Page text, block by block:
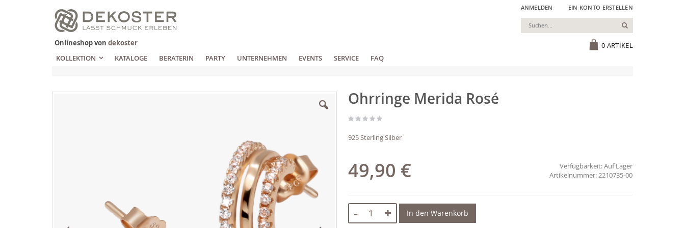
Zum
Inhalt
springen
ANMELDEN EIN KONTO ERSTELLEN
0 ARTIKEL
Suchen
Onlineshop von dekoster
KOLLEKTION
KATALOGE BERATERIN PARTY UNTERNEHMEN EVENTS SERVICE FAQ
Ohrringe Merida Rosé
925 Sterling Silber
49,90 € Verfügbarkeit:Auf Lager
2210735-00
- + In den Warenkorb